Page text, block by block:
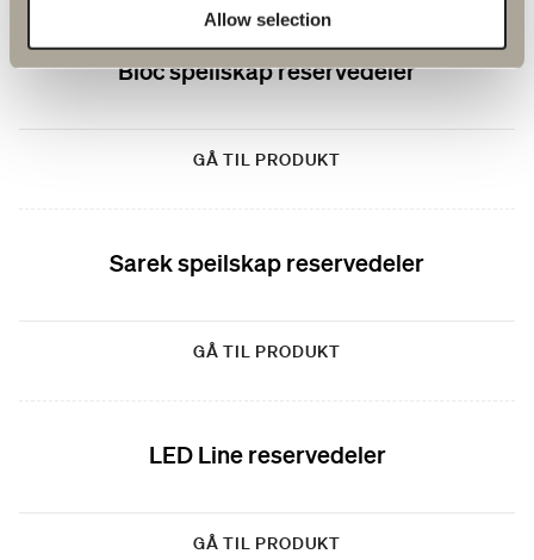
Allow selection
Bloc speilskap reservedeler
GÅ TIL PRODUKT
Sarek speilskap reservedeler
GÅ TIL PRODUKT
LED Line reservedeler
GÅ TIL PRODUKT